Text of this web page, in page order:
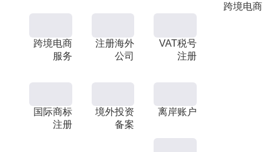
跨境电商
跨境电商
服务
注册海外
公司
VAT税号
注册
国际商标
注册
境外投资
备案
离岸账户